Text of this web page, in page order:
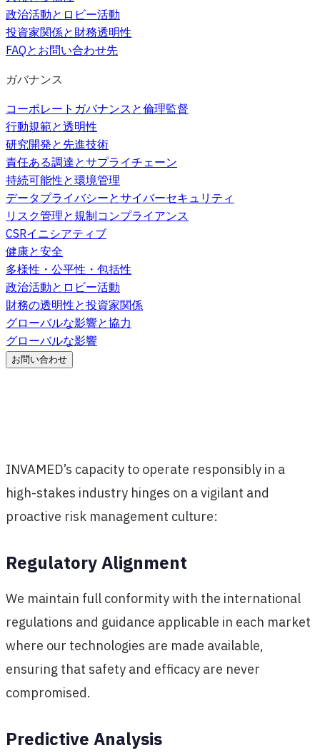
政治活動とロビー活動
投資家関係と財務透明性
FAQとお問い合わせ先
ガバナンス
コーポレートガバナンスと倫理監督
行動規範と透明性
研究開発と先進技術
責任ある調達とサプライチェーン
持続可能性と環境管理
データプライバシーとサイバーセキュリティ
リスク管理と規制コンプライアンス
CSRイニシアティブ
健康と安全
多様性・公平性・包括性
政治活動とロビー活動
財務の透明性と投資家関係
グローバルな影響と協力
グローバルな影響
お問い合わせ
INVAMED’s capacity to operate responsibly in a
high-stakes industry hinges on a vigilant and
proactive risk management culture:
Regulatory Alignment
We maintain full conformity with the international
regulations and guidance applicable in each market
where our technologies are made available,
ensuring that safety and efficacy are never
compromised.
Predictive Analysis